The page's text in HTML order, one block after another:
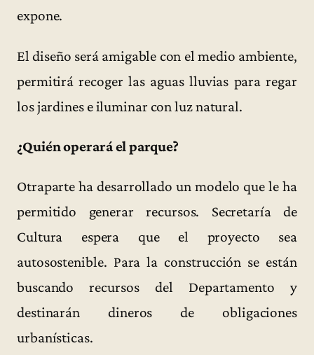
expone.
El diseño será amigable con el medio ambiente,
permitirá recoger las aguas lluvias para regar
los jardines e iluminar con luz natural.
¿Quién operará el parque?
Otraparte ha desarrollado un modelo que le ha
permitido generar recursos. Secretaría de
Cultura espera que el proyecto sea
autosostenible. Para la construcción se están
buscando recursos del Departamento y
destinarán dineros de obligaciones
urbanísticas.